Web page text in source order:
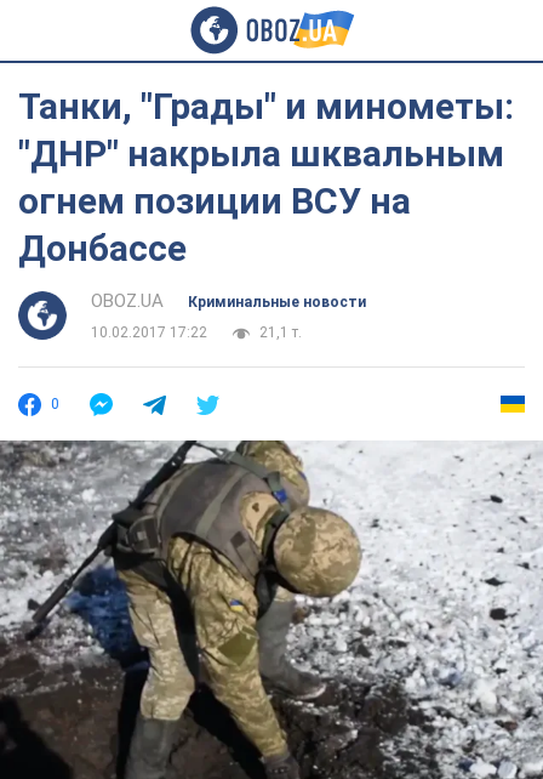
Танки, "Грады" и минометы:
"ДНР" накрыла шквальным
огнем позиции ВСУ на
Донбассе
OBOZ.UA
Криминальные новости
10.02.2017 17:22
21,1 т.
0